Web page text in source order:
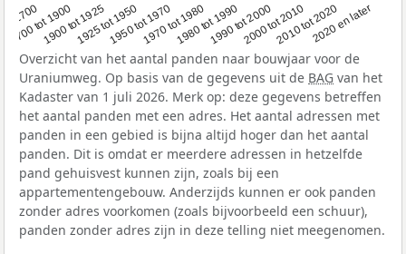
1700
1700 tot 1900
1900 tot 19251925 tot 19501950 tot 19701970 tot 19801980 tot 19901990 tot 20002000 tot 20102010 tot 20202020 en later
Overzicht van het aantal panden naar bouwjaar voor de
Uraniumweg. Op basis van de gegevens uit de BAG van het
Kadaster van 1 juli 2026. Merk op: deze gegevens betreffen
het aantal panden met een adres. Het aantal adressen met
panden in een gebied is bijna altijd hoger dan het aantal
panden. Dit is omdat er meerdere adressen in hetzelfde
pand gehuisvest kunnen zijn, zoals bij een
appartementengebouw. Anderzijds kunnen er ook panden
zonder adres voorkomen (zoals bijvoorbeeld een schuur),
panden zonder adres zijn in deze telling niet meegenomen.